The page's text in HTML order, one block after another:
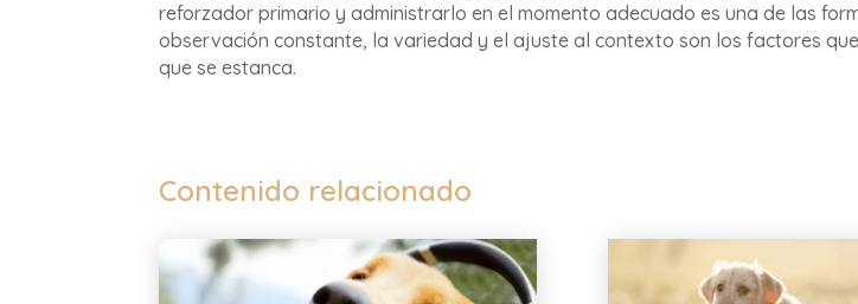
reforzador primario y administrarlo en el momento adecuado es una de las
observación constante, la variedad y el ajuste al contexto son los factores
que se estanca.
Contenido relacionado